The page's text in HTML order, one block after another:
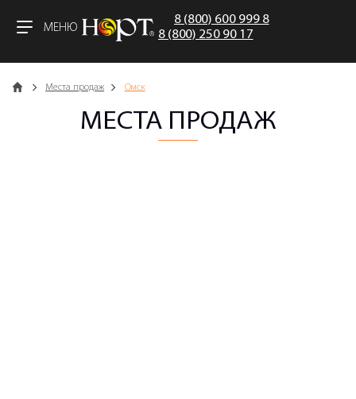
МЕНЮ
8 (800) 600 999 8
8 (800) 250 90 17
Главная Места продаж Омск
МЕСТА ПРОДАЖ